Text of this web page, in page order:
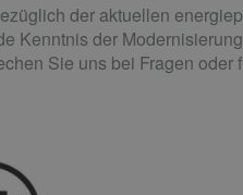
der aktuellen
Kenntnis der
Sie uns bei Fragen